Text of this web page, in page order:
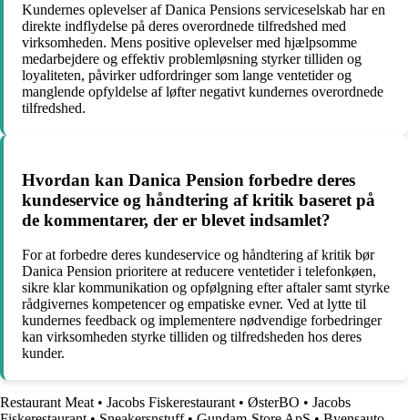
Kundernes oplevelser af Danica Pensions serviceselskab har en
direkte indflydelse på deres overordnede tilfredshed med
virksomheden. Mens positive oplevelser med hjælpsomme
medarbejdere og effektiv problemløsning styrker tilliden og
loyaliteten, påvirker udfordringer som lange ventetider og
manglende opfyldelse af løfter negativt kundernes overordnede
tilfredshed.
Hvordan kan Danica Pension forbedre deres
kundeservice og håndtering af kritik baseret på
de kommentarer, der er blevet indsamlet?
For at forbedre deres kundeservice og håndtering af kritik bør
Danica Pension prioritere at reducere ventetider i telefonkøen,
sikre klar kommunikation og opfølgning efter aftaler samt styrke
rådgivernes kompetencer og empatiske evner. Ved at lytte til
kundernes feedback og implementere nødvendige forbedringer
kan virksomheden styrke tilliden og tilfredsheden hos deres
kunder.
Restaurant Meat• Jacobs Fiskerestaurant• ØsterBO • Jacobs